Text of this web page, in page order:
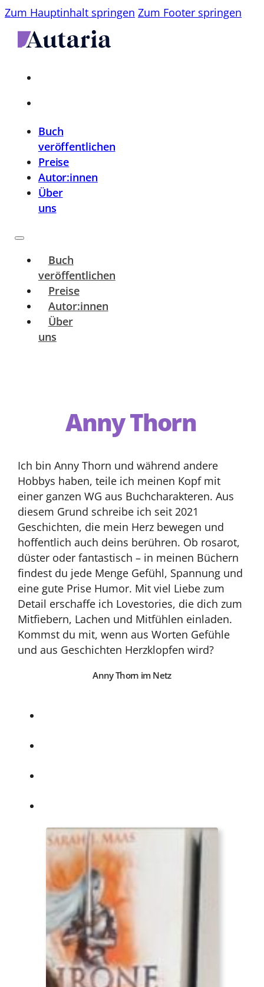
Zum Hauptinhalt springen Zum Footer springen
Buch
veröffentlichen
Preise
Autor:innen
Über
uns
Buch
veröffentlichen
Preise
Autor:innen
Über
uns
Anny Thorn
Ich bin Anny Thorn und während andere
Hobbys haben, teile ich meinen Kopf mit
einer ganzen WG aus Buchcharakteren. Aus
diesem Grund schreibe ich seit 2021
Geschichten, die mein Herz bewegen und
hoffentlich auch deins berühren. Ob rosarot,
düster oder fantastisch – in meinen Büchern
findest du jede Menge Gefühl, Spannung und
eine gute Prise Humor. Mit viel Liebe zum
Detail erschaffe ich Lovestories, die dich zum
Mitfiebern, Lachen und Mitfühlen einladen.
Kommst du mit, wenn aus Worten Gefühle
und aus Geschichten Herzklopfen wird?
Anny Thorn im Netz